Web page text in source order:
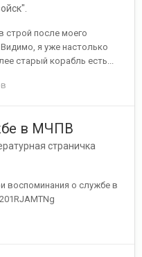
строй после моего
я уже настолько
старый корабль есть...
в МЧПВ
страничка
воспоминания о службе в